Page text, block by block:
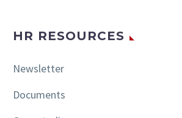
HR RESOURCES
Newsletter
Documents